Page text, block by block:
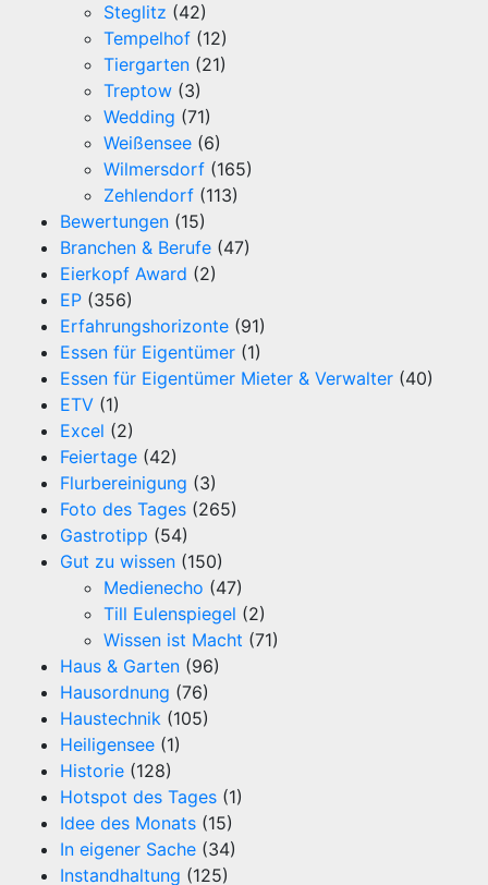
Steglitz (42)
Tempelhof (12)
Tiergarten (21)
Treptow (3)
Wedding (71)
Weißensee (6)
Wilmersdorf (165)
Zehlendorf (113)
Bewertungen (15)
Branchen & Berufe (47)
Eierkopf Award (2)
EP (356)
Erfahrungshorizonte (91)
Essen für Eigentümer (1)
Essen für Eigentümer Mieter & Verwalter (40)
ETV (1)
Excel (2)
Feiertage (42)
Flurbereinigung (3)
Foto des Tages (265)
Gastrotipp (54)
Gut zu wissen (150)
Medienecho (47)
Till Eulenspiegel (2)
Wissen ist Macht (71)
Haus & Garten (96)
Hausordnung (76)
Haustechnik (105)
Heiligensee (1)
Historie (128)
Hotspot des Tages (1)
Idee des Monats (15)
In eigener Sache (34)
Instandhaltung (125)